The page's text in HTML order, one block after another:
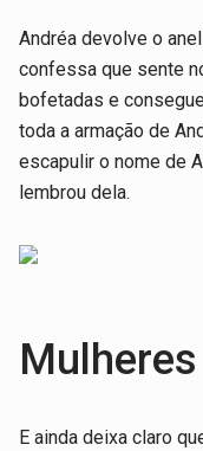
Andréa devolve o
confessa que sente
bofetadas e
toda a armação de
escapulir o nome de
lembrou dela.
E ainda deixa claro